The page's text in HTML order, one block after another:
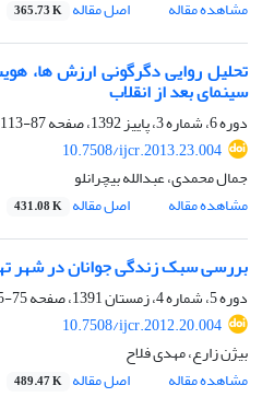
مشاهده مقاله
اصل مقاله 365.73 K
تحلیل روایی دگرگونی ارزش ها،
سینمای بعد از انقلاب
دوره 6، شماره 3، پاییز 1392، صفحه
87-113
10.7508/ijcr.2013.23.004
جمال محمدی، عبدالله بیچرانلو
مشاهده مقاله
اصل مقاله 431.08 K
بررسی سبک زندگی جوانان در شهر
دوره 5، شماره 4، زمستان 1391، صفحه
75-105
10.7508/ijcr.2012.20.004
بیژن زارع، مهدی فلاح
مشاهده مقاله
اصل مقاله 489.47 K